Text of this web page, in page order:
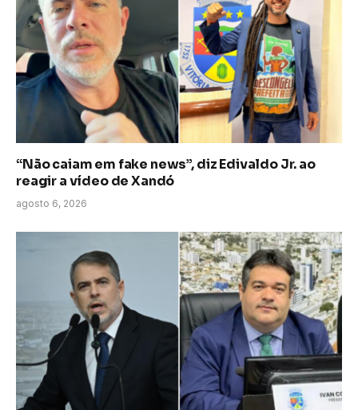
“Não caiam em fake news”, diz Edivaldo Jr. ao
reagir a vídeo de Xandó
agosto 6, 2026